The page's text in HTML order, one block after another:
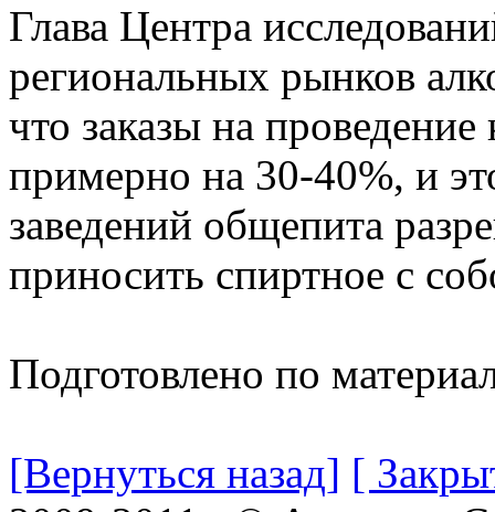
Глава Центра
региональных рынков
что заказы на
примерно на 30-40%, и
заведений общепита
приносить спиртное с
Подготовлено по
[Вернуться назад] [